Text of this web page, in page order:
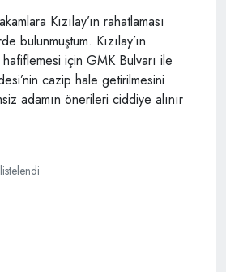
Kızılay’ın rahatlaması
bulunmuştum. Kızılay’ın
için GMK Bulvarı ile
cazip hale getirilmesini
adamın önerileri ciddiye alınır